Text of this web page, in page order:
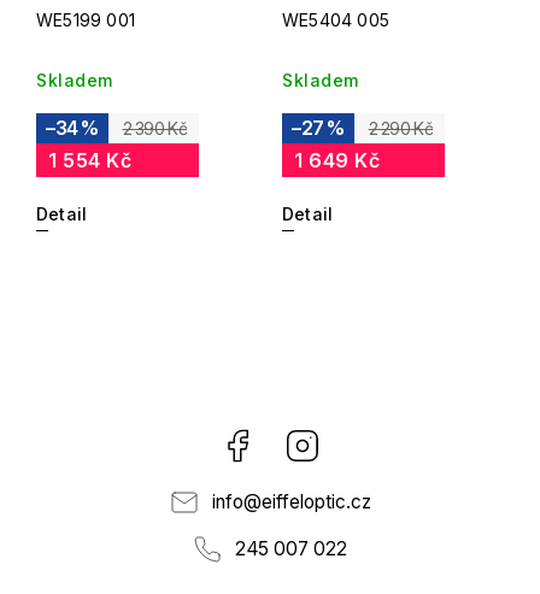
WE5199 001
Skladem
2 390 Kč
–34 %
1 554 Kč
Detail
WE5404 005
Skladem
2 290 Kč
–27 %
1 649 Kč
Detail
Facebook
info@eiffeloptic.cz
245 007 022